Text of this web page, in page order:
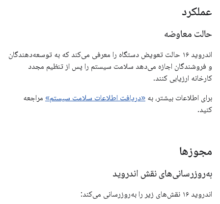
عملکرد
حالت معاوضه
اندروید ۱۶ حالت تعویض دستگاه را معرفی می‌کند که به توسعه‌دهندگان
و فروشندگان اجازه می‌دهد سلامت سیستم را پس از تنظیم مجدد
کارخانه ارزیابی کنند.
برای اطلاعات بیشتر، به «دریافت اطلاعات سلامت سیستم» مراجعه
کنید.
مجوزها
به‌روزرسانی‌های نقش اندروید
اندروید ۱۶ نقش‌های زیر را به‌روزرسانی می‌کند: